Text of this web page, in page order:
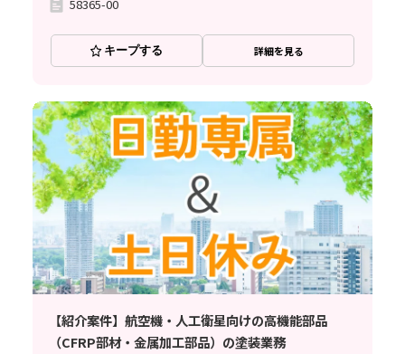
58365-00
キープする 詳細を見る
【紹介案件】航空機・人工衛星向けの高機能部品
（CFRP部材・金属加工部品）の塗装業務